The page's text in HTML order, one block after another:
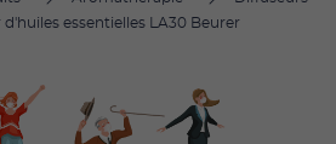
d'huiles essentielles LA30 Beurer